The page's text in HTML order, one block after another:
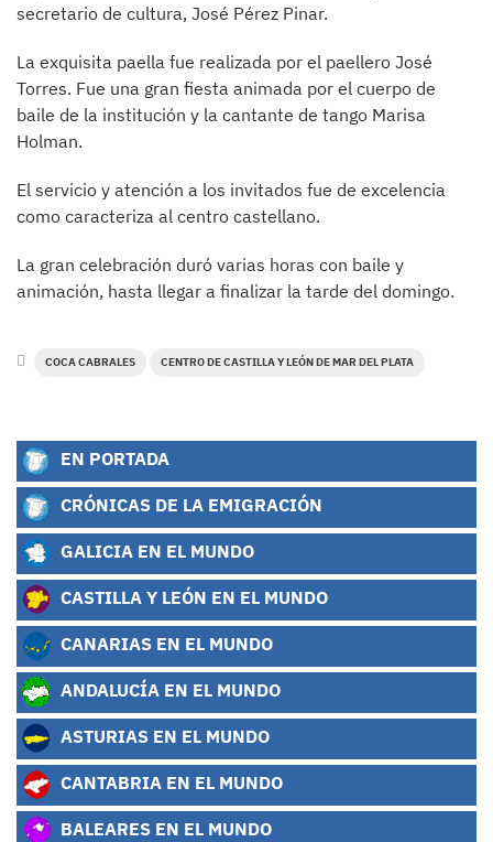
secretario de cultura, José Pérez Pinar.
La exquisita paella fue realizada por el paellero José
Torres. Fue una gran fiesta animada por el cuerpo de
baile de la institución y la cantante de tango Marisa
Holman.
El servicio y atención a los invitados fue de excelencia
como caracteriza al centro castellano.
La gran celebración duró varias horas con baile y
animación, hasta llegar a finalizar la tarde del domingo.
COCA CABRALES CENTRO DE CASTILLA Y LEÓN DE MAR DEL PLATA
EN PORTADA
CRÓNICAS DE LA EMIGRACIÓN
GALICIA EN EL MUNDO
CASTILLA Y LEÓN EN EL MUNDO
CANARIAS EN EL MUNDO
ANDALUCÍA EN EL MUNDO
ASTURIAS EN EL MUNDO
CANTABRIA EN EL MUNDO
BALEARES EN EL MUNDO